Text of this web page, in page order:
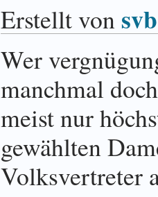
Erstellt vonsvb
Wer
manchmal
meist nur
gewählten
Volksvertreter